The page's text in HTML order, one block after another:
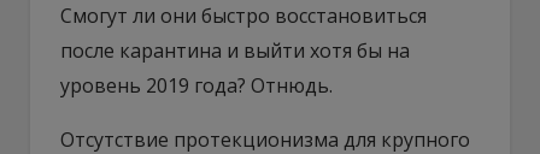
Смогут ли они быстро восстановиться
после карантина и выйти хотя бы на
уровень 2019 года? Отнюдь.
Отсутствие протекционизма для крупного